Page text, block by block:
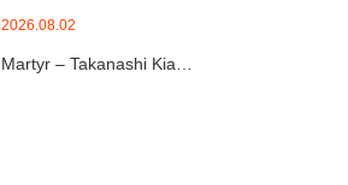
2026.08.02
Martyr – Takanashi Kia…